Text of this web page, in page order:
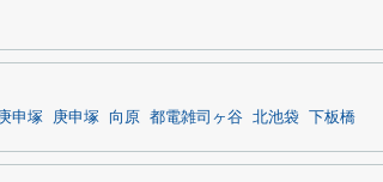
申塚 庚申塚 向原 都電雑司ヶ谷 北池袋 下板橋